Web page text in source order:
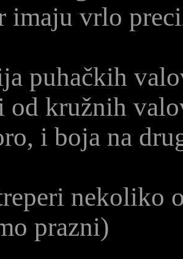
imaju vrlo
puhačkih
od kružnih
i boja na
nekoliko
prazni)